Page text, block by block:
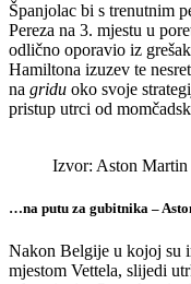
Španjolac bi s trenutnim
Pereza na 3. mjestu u
odlično oporavio iz
Hamiltona izuzev te
na gridu oko svoje
pristup utrci od
Izvor: Aston
…na putu za gubitnika –
Nakon Belgije u kojoj su
mjestom Vettela, slijedi